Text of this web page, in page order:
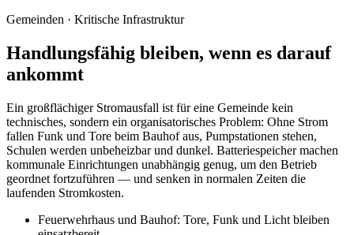
Gemeinden · Kritische Infrastruktur
Handlungsfähig bleiben, wenn es darauf
ankommt
Ein großflächiger Stromausfall ist für eine Gemeinde kein
technisches, sondern ein organisatorisches Problem: Ohne Strom
fallen Funk und Tore beim Bauhof aus, Pumpstationen stehen,
Schulen werden unbeheizbar und dunkel. Batteriespeicher machen
kommunale Einrichtungen unabhängig genug, um den Betrieb
geordnet fortzuführen — und senken in normalen Zeiten die
laufenden Stromkosten.
Feuerwehrhaus und Bauhof: Tore, Funk und Licht bleiben